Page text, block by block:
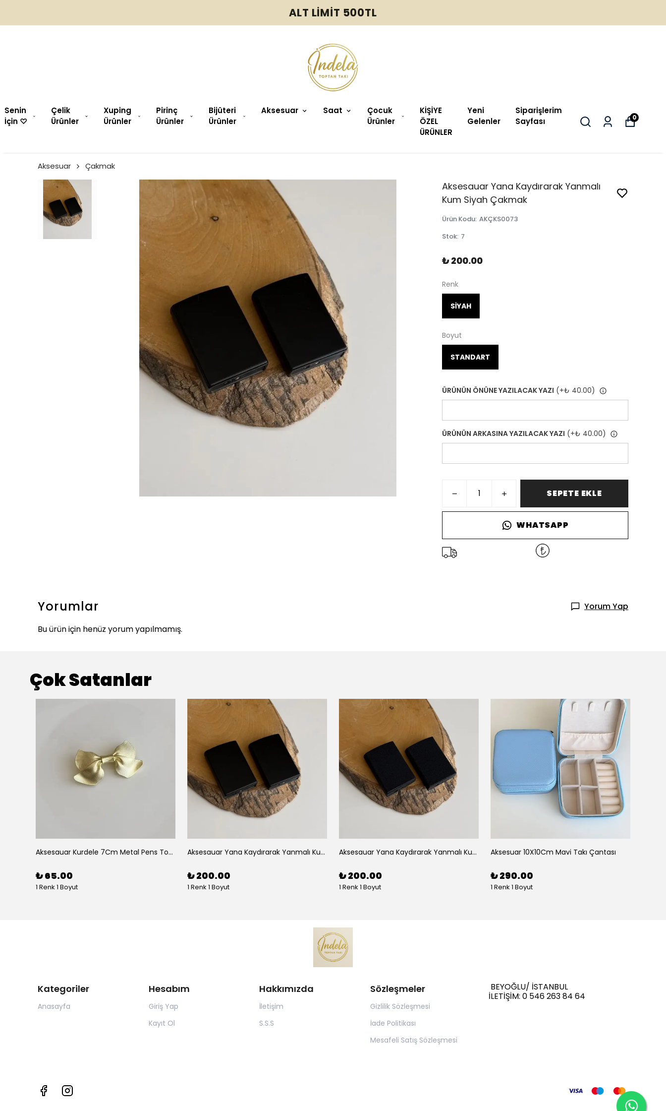
ALT LİMİT 500TL
Senin
İçin ♡︎
Çelik
Ürünler
Xuping
Ürünler
Pirinç
Ürünler
Bijüteri
Ürünler
Aksesuar Saat
Çocuk
Ürünler
KİŞİYE
ÖZEL
ÜRÜNLER
Yeni
Gelenler
Siparişlerim
Sayfası
0
Aksesuar Çakmak
Aksesauar Yana Kaydırarak Yanmalı
Kum Siyah Çakmak
Ürün Kodu: AKÇKS0073
Stok: 7
₺ 200.00
Renk
SİYAH
Boyut
STANDART
ÜRÜNÜN ÖNÜNE YAZILACAK YAZI (+₺ 40.00)
ÜRÜNÜN ARKASINA YAZILACAK YAZI (+₺ 40.00)
SEPETE EKLE
WHATSAPP
Yorumlar
Yorum Yap
Bu ürün için henüz yorum yapılmamış.
Çok Satanlar
Aksesauar Kurdele 7Cm Metal Pens Toka
₺ 65.00
1 Renk 1 Boyut
Aksesauar Yana Kaydırarak Yanmalı Kum Siyah Çakmak
₺ 200.00
1 Renk 1 Boyut
Aksesauar Yana Kaydırarak Yanmalı Kum Siyah Çakmak
₺ 200.00
1 Renk 1 Boyut
Aksesuar 10X10Cm Mavi Takı Çantası
₺ 290.00
1 Renk 1 Boyut
Kategoriler
Anasayfa
Hesabım
Giriş Yap
Kayıt Ol
Hakkımızda
İletişim
S.S.S
Sözleşmeler
Gizlilik Sözleşmesi
İade Politikası
Mesafeli Satış Sözleşmesi
BEYOĞLU/ İSTANBUL
İLETİŞİM: 0 546 263 84 64